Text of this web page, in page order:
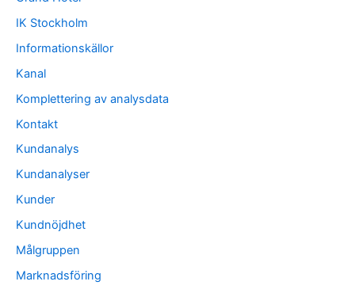
IK Stockholm
Informationskällor
Kanal
Komplettering av analysdata
Kontakt
Kundanalys
Kundanalyser
Kunder
Kundnöjdhet
Målgruppen
Marknadsföring